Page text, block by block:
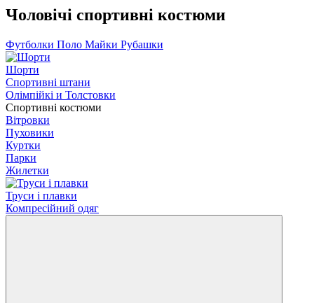
Чоловічі спортивні костюми
Футболки Поло Майки Рубашки
Шорти
Спортивні штани
Олімпійкі и Толстовки
Спортивні костюми
Вітровки
Пуховики
Куртки
Парки
Жилетки
Труси і плавки
Компресійний одяг